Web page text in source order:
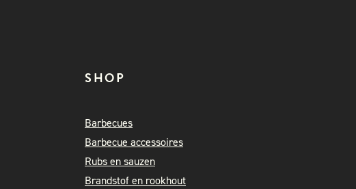
SHOP
Barbecues
Barbecue accessoires
Rubs en sauzen
Brandstof en rookhout